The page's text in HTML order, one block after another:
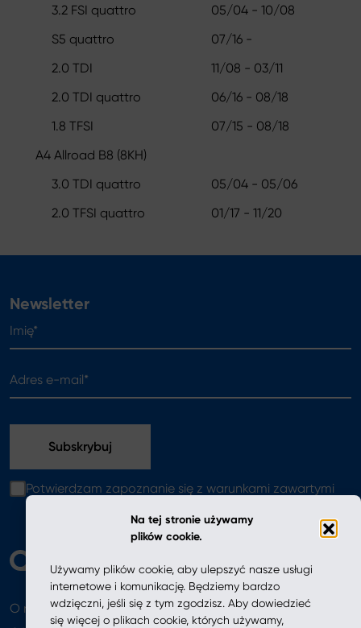
Na tej stronie używamy
plików cookie.
Używamy plików cookie, aby ulepszyć nasze usługi
internetowe i komunikację. Będziemy bardzo
wdzięczni, jeśli się z tym zgodzisz. Aby dowiedzieć
się więcej o plikach cookie, których używamy,
3.2 FSI quattro
05/04 - 10/08
S5 quattro
07/16 -
2.0 TDI
11/08 - 03/11
2.0 TDI quattro
06/16 - 08/18
1.8 TFSI
07/15 - 08/18
A4 Allroad B8 (8KH)
3.0 TDI quattro
05/04 - 05/06
2.0 TFSI quattro
01/17 - 11/20
Newsletter
Potwierdzam zapoznanie się z warunkami zawartymi
O nas
Aktualności